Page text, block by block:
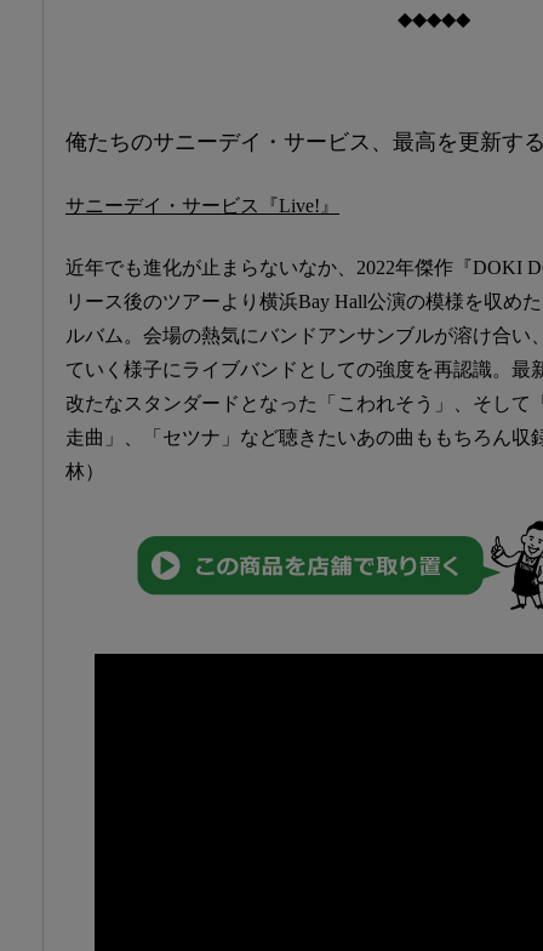
◆◆◆◆◆
俺たちのサニーデイ・サービス、最高を更新す
サニーデイ・サービス『Live!』
近年でも進化が止まらないなか、2022年傑作『DOKI
リース後のツアーより横浜Bay Hall公演の模様を収め
ルバム。会場の熱気にバンドアンサンブルが溶け合い
ていく様子にライブバンドとしての強度を再認識。最
改たなスタンダードとなった「こわれそう」、そして
走曲」、「セツナ」など聴きたいあの曲ももちろん収
林）